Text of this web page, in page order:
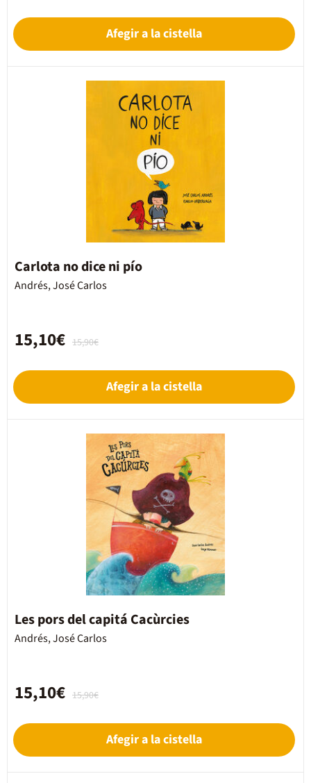
Afegir a la cistella
Carlota no dice ni pío
Andrés, José Carlos
15,90€
15,10€
Afegir a la cistella
Les pors del capitá Cacùrcies
Andrés, José Carlos
15,90€
15,10€
Afegir a la cistella